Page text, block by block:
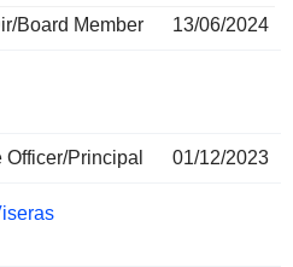
Board Member
13/06/2024
Officer/Principal 01/12/2023